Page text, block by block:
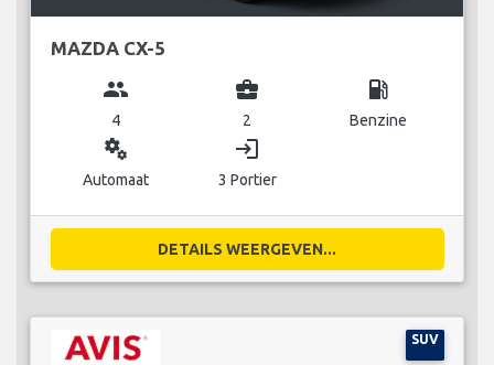
MAZDA CX-5
group
4
business_center
2
local_gas_station
Benzine
miscellaneous_services
Automaat
login
3 Portier
DETAILS WEERGEVEN...
SUV